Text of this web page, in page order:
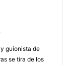
guionista de
se tira de los